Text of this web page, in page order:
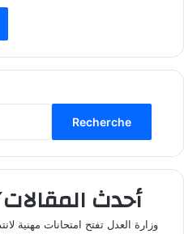
Recherche
أحدث المقالات